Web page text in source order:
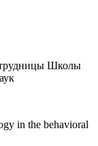
Школы